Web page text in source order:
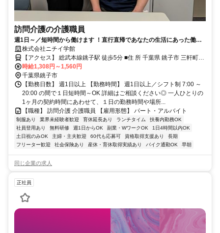
訪問介護の介護職員
週1日～／短時間から働けます ！直行直帰であなたの生活にあった働き
方が魅力です。未経験の方も大歓迎！先輩社員が丁寧にサポートします
ので安心して働けます。 ご利用者様の在宅の生活 を支える訪問介護員
（ホームヘルパー）のお仕事です。
株式会社ニチイ学館
【アクセス】 総武本線銚子駅 徒歩5分 ■住 所 千葉県 銚子市 三軒町
時給1,308円～1,560円
千葉県銚子市
【勤務日数】 週1日以上 【勤務時間】 週1日以上／シフト制 7:00 ～
20:00 の間で１日短時間～OK 詳細はご相談ください◎ 一人ひとりの
1ヶ月の契約時間にあわせて、１日の勤務時間や場所...
【職種】 訪問介護 介護職員 【雇用形態】 パート・アルバイト
制服あり 業界未経験者歓迎 育休延長あり ランチタイム
扶養内勤務OK
社員登用あり
無料研修 週1日からOK 副業・WワークOK
1日4時間以内OK
土日祝のみOK
主婦・主夫歓迎 60代も応募可 資格取得支援あり
長期
フリーター歓迎
社会保険あり 産休・育休取得実績あり バイク通勤OK 早朝
同じ企業の求人
正社員